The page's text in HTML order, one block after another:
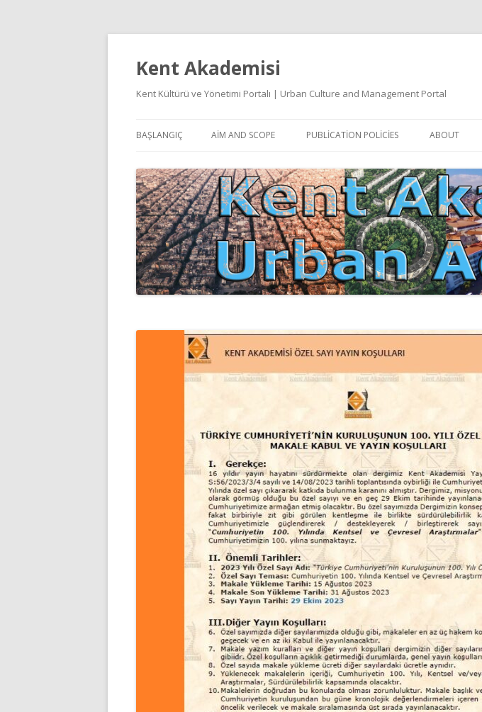
Kent Akademisi
Kent Kültürü ve Yönetimi Portalı | Urban Culture and Management Portal
BAŞLANGIÇ AIM AND SCOPE PUBLICATION POLICIES
DOCUMENTATION
YAZIM KURALLARI
SÜREÇ REHBERI | PROCESS GUIDE
ETIK İLKELER | ETHICAL RULES
ABOUT
EDITORIAL
ETIK
İNDEKSLER
JOURNAL
TARIHÇESI
E-POSTA
İLETIŞIM |
REKLAM